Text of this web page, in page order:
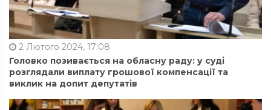
2 Лютого 2024, 17:08
Головко позивається на обласну раду: у суді
розглядали виплату грошової компенсації та
виклик на допит депутатів